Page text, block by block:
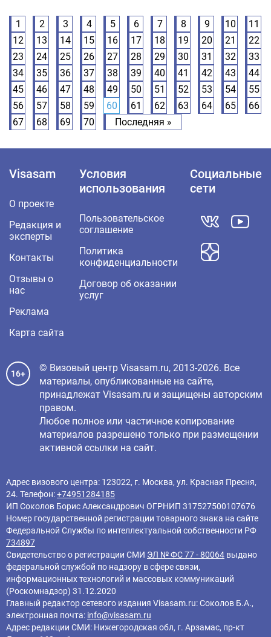
1 2 3 4 5 6 7 8 9 10
11
12
13 14 15 16 17 18 19 20 21
22
23
24 25 26 27 28 29 30 31 32
33
34
35 36 37 38 39 40 41 42 43
44
45
46 47 48 49 50 51 52 53 54
55
56
57 58 59 60 61 62 63 64 65
66
67
68 69 70 Последняя »
Visasam
О проекте
Редакция и
эксперты
Контакты
Отзывы о
нас
Реклама
Карта сайта
Условия
использования
Пользовательское
соглашение
Политика
конфиденциальности
Договор об оказании
услуг
Социальные
сети
16+
© Визовый центр Visasam.ru, 2013-2026. Все
материалы, опубликованные на сайте,
принадлежат Visasam.ru и защищены авторским
правом.
Любое полное или частичное копирование
материалов разрешено только при размещении
активной ссылки на сайт.
Адрес визового центра: 123022, г. Москва, ул. Красная Пресня,
24. Телефон:+74951284185
ИП Соколов Борис Александрович ОГРНИП 317527500107676
Номер государственной регистрации товарного знака на сайте
Федеральной Службы по интеллектуальной собственности РФ
734897
Свидетельство о регистрации СМИ ЭЛ № ФС 77 - 80064 выдано
федеральной службой по надзору в сфере связи,
информационных технологий и массовых коммуникаций
(Роскомнадзор) 31.12.2020
Главный редактор cетевого издания Visasam.ru: Соколов Б.А.,
электронная почта: info@visasam.ru
Адрес редакции СМИ: Нижегородская обл, г. Арзамас, пр-кт